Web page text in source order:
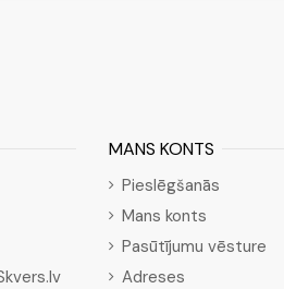
MANS KONTS
Pieslēgšanās
Mans konts
Pasūtījumu vēsture
Adreses